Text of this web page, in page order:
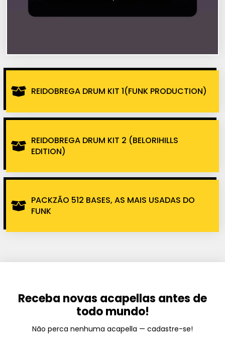
REIDOBREGA DRUM KIT 1(FUNK PRODUCTION)
REIDOBREGA DRUM KIT 2 (BELORIHILLS
EDITION)
PACKZÃO 512 BASES, AS MAIS USADAS DO
FUNK
Receba novas acapellas antes de
todo mundo!
Não perca nenhuma acapella — cadastre-se!